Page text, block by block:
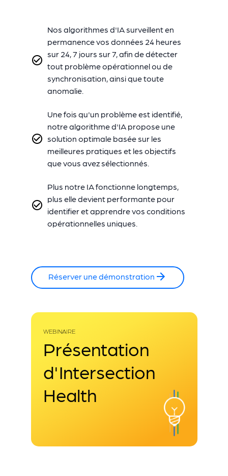
Nos algorithmes d'IA surveillent en
permanence vos données 24 heures
sur 24, 7 jours sur 7, afin de détecter
tout problème opérationnel ou de
synchronisation, ainsi que toute
anomalie.
Une fois qu'un problème est identifié,
notre algorithme d'IA propose une
solution optimale basée sur les
meilleures pratiques et les objectifs
que vous avez sélectionnés.
Plus notre IA fonctionne longtemps,
plus elle devient performante pour
identifier et apprendre vos conditions
opérationnelles uniques.
Réserver une démonstration
WEBINAIRE
Présentation
d'Intersection
Health